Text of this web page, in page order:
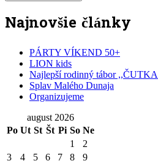
Najnovšie články
PÁRTY VÍKEND 50+
LION kids
Najlepší rodinný tábor
Splav Malého Dunaja
Organizujeme
august 2026
Po Ut St Št Pi So Ne
1
2
3
4 5 6 7 8
9